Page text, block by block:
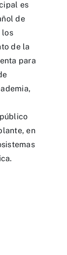
es
de
los
de la
para
en